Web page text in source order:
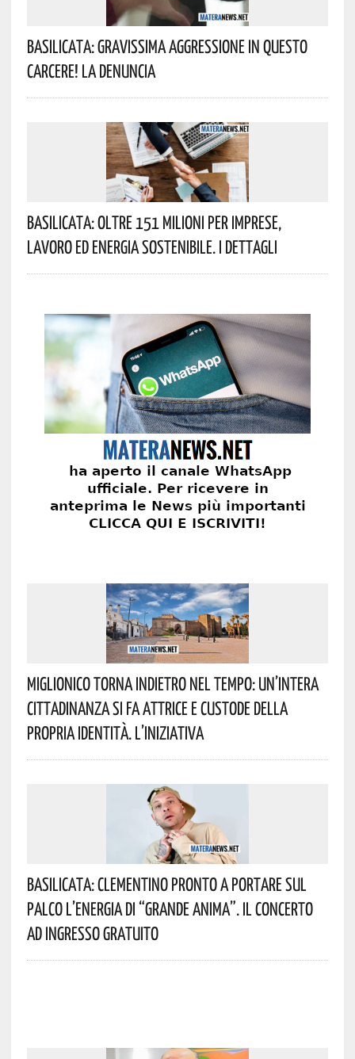
Basilicata: Gravissima Aggressione In Questo
Carcere! La Denuncia
Basilicata: Oltre 151 Milioni Per Imprese,
Lavoro Ed Energia Sostenibile. I Dettagli
Miglionico Torna Indietro Nel Tempo: Un’intera
Cittadinanza Si Fa Attrice E Custode Della
Propria Identità. L’iniziativa
Basilicata: Clementino Pronto A Portare Sul
Palco L’energia Di “Grande Anima”. Il Concerto
Ad Ingresso Gratuito